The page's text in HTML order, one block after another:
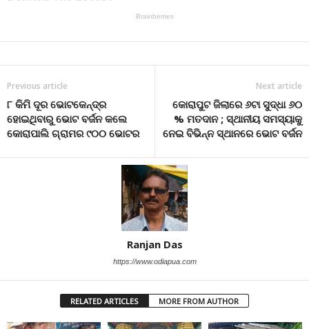
Previous article
୮ କିମି ଦୂର ଭୋଟକେନ୍ଦ୍ର
ହୋଇଥିବାରୁ ଭୋଟ ବର୍ଜନ କଲେ
କୋରାପାଲି ଗ୍ରାମର ୯୦୦ ଭୋଟର
Next article
କୋରାପୁଟ ଜିଲାରେ ୬ଟା ସୁଦ୍ଧା ୬୦
% ମତଦାନ ; ସ୍ଥାନୀୟ ସମସ୍ୟାକୁ
ନେଇ ବିଭିନ୍ନ ସ୍ଥାନରେ ଭୋଟ ବର୍ଜନ
Ranjan Das
https://www.odiapua.com
RELATED ARTICLES MORE FROM AUTHOR